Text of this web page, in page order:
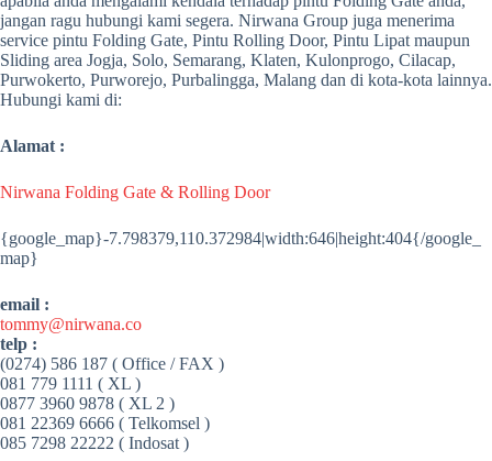
jangan ragu hubungi kami segera. Nirwana Group juga menerima
service pintu Folding Gate, Pintu Rolling Door, Pintu Lipat maupun
Sliding area Jogja, Solo, Semarang, Klaten, Kulonprogo, Cilacap,
Purwokerto, Purworejo, Purbalingga, Malang dan di kota-kota lainnya.
Hubungi kami di:
Alamat :
Nirwana Folding Gate & Rolling Door
{google_map}-7.798379,110.372984|width:646|height:404{/google_
map}
email :
tommy@nirwana.co
telp :
(0274) 586 187 ( Office / FAX )
081 779 1111 ( XL )
0877 3960 9878 ( XL 2 )
081 22369 6666 ( Telkomsel )
085 7298 22222 ( Indosat )